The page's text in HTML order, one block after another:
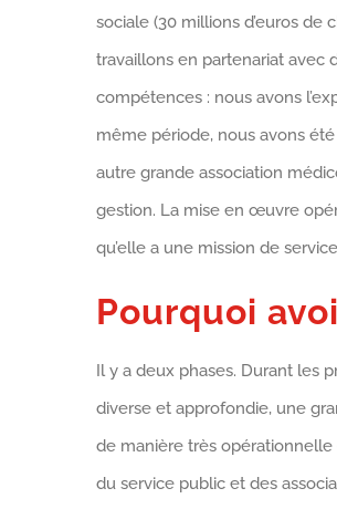
sociale (30 millions d’euros de
travaillons en partenariat avec
compétences : nous avons
même période, nous avons été
autre grande association
gestion. La mise en œuvre
qu’elle a une mission de
Pourquoi
Il y a deux phases. Durant les
diverse et approfondie, une
de manière très opérationnelle
du service public et des